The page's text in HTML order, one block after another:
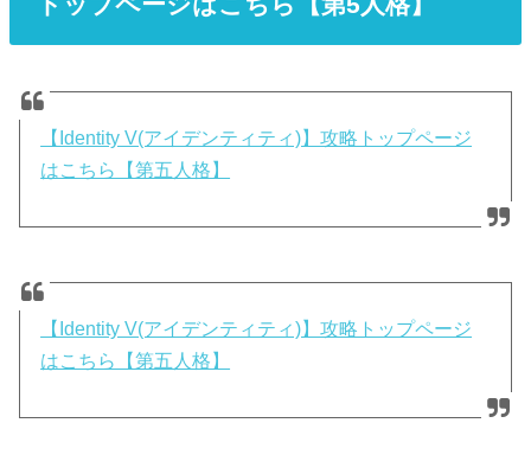
【Identity V(アイデンティティ)】攻略トップページ
はこちら【第五人格】
【Identity V(アイデンティティ)】攻略トップページ
はこちら【第五人格】